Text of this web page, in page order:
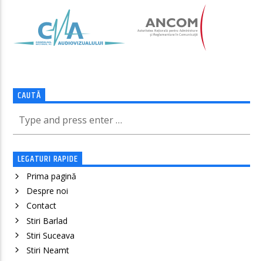
CAUTĂ
LEGATURI RAPIDE
Prima pagină
Despre noi
Contact
Stiri Barlad
Stiri Suceava
Stiri Neamt